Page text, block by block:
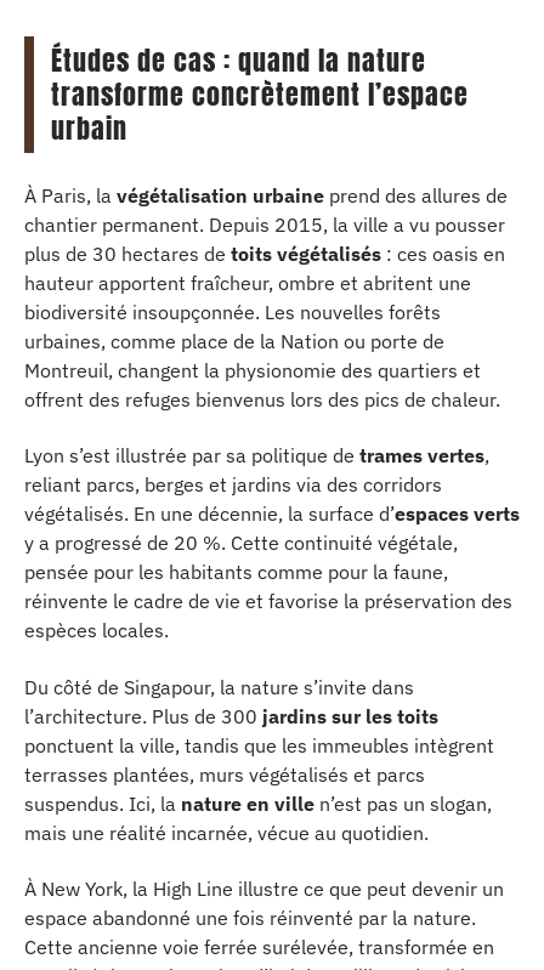
Études de cas : quand la nature
transforme concrètement l’espace
urbain
À Paris, la végétalisation urbaine prend des allures de
chantier permanent. Depuis 2015, la ville a vu pousser
plus de 30 hectares de toits végétalisés : ces oasis en
hauteur apportent fraîcheur, ombre et abritent une
biodiversité insoupçonnée. Les nouvelles forêts
urbaines, comme place de la Nation ou porte de
Montreuil, changent la physionomie des quartiers et
offrent des refuges bienvenus lors des pics de chaleur.
Lyon s’est illustrée par sa politique de trames vertes,
reliant parcs, berges et jardins via des corridors
végétalisés. En une décennie, la surface d’espaces verts
y a progressé de 20 %. Cette continuité végétale,
pensée pour les habitants comme pour la faune,
réinvente le cadre de vie et favorise la préservation des
espèces locales.
Du côté de Singapour, la nature s’invite dans
l’architecture. Plus de 300 jardins sur les toits
ponctuent la ville, tandis que les immeubles intègrent
terrasses plantées, murs végétalisés et parcs
suspendus. Ici, la nature en ville n’est pas un slogan,
mais une réalité incarnée, vécue au quotidien.
À New York, la High Line illustre ce que peut devenir un
espace abandonné une fois réinventé par la nature.
Cette ancienne voie ferrée surélevée, transformée en